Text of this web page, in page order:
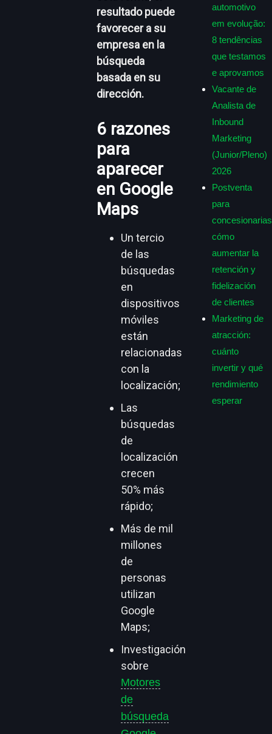
resultado puede
favorecer a su
empresa en la
búsqueda
basada en su
dirección.
6 razones
para
aparecer
en Google
Maps
Un tercio
de las
búsquedas
en
dispositivos
móviles
están
relacionadas
con la
localización;
Las
búsquedas
de
localización
crecen
50% más
rápido;
Más de mil
millones
de
personas
utilizan
Google
Maps;
Investigación
sobre
Motores
de
búsqueda
automotivo
em evolução:
8 tendências
que testamos
e aprovamos
Vacante de
Analista de
Inbound
Marketing
(Junior/Pleno)
2026
Postventa
para
cómo
aumentar la
retención y
fidelización
de clientes
Marketing de
atracción:
cuánto
invertir y qué
rendimiento
esperar